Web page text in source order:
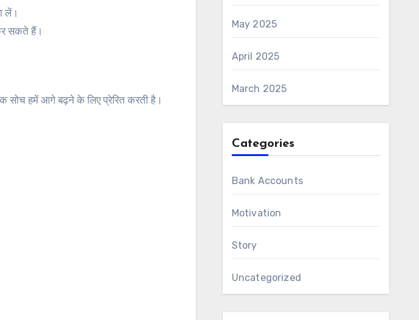
लें।
सकते हैं।
सोच हमें आगे बढ़ने के लिए प्रेरित करती है।
May 2025
April 2025
March 2025
Categories
Bank Accounts
Motivation
Story
Uncategorized